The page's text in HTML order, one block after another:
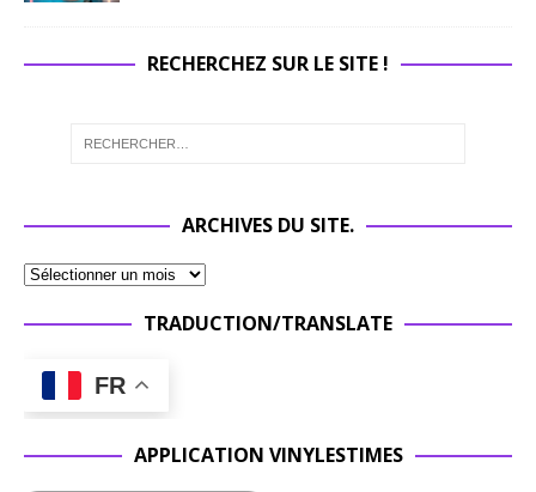
RECHERCHEZ SUR LE SITE !
ARCHIVES DU SITE.
TRADUCTION/TRANSLATE
FR
APPLICATION VINYLESTIMES